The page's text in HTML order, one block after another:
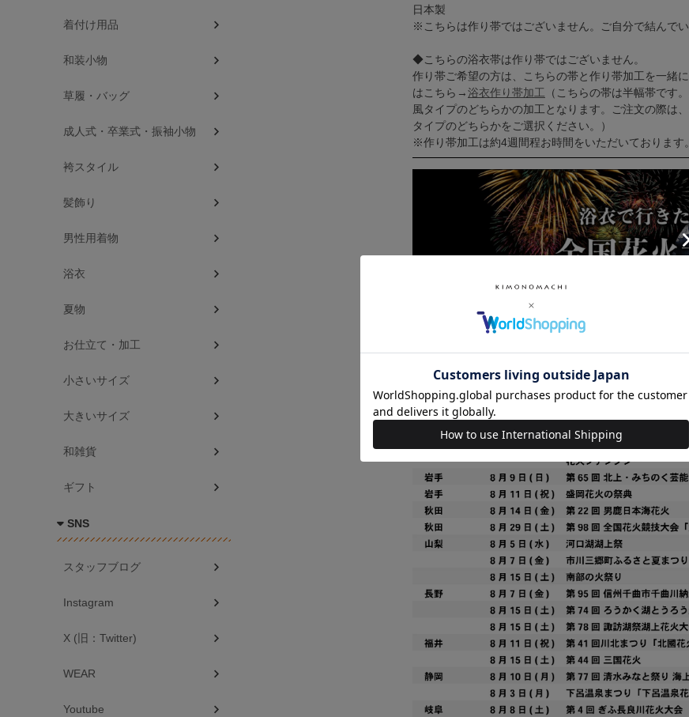
日本製
※こちらは作り帯ではございません。ご自分で結んでい
◆こちらの浴衣帯は作り帯ではございません。
作り帯ご希望の方は、こちらの帯と作り帯加工を一緒
はこちら→浴衣作り帯加工
（こちらの帯は半幅帯です
風タイプのどちらかの加工となります。ご注文の際は
タイプのどちらかをご選択ください。）
※作り帯加工は約4週間程お時間をいただいております。
着付け用品
和装小物
草履・バッグ
成人式・卒業式・振袖小物
袴スタイル
髪飾り
男性用着物
浴衣
夏物
お仕立て・加工
小さいサイズ
大きいサイズ
和雑貨
ギフト
SNS
スタッフブログ
Instagram
X (旧：Twitter)
WEAR
Youtube